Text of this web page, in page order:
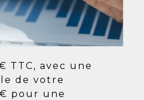
TTC, avec une
de votre
pour une